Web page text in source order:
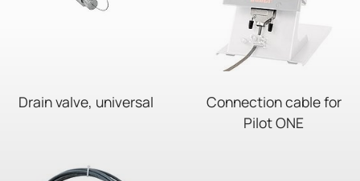
Drain valve, universal
Connection cable for
Pilot ONE